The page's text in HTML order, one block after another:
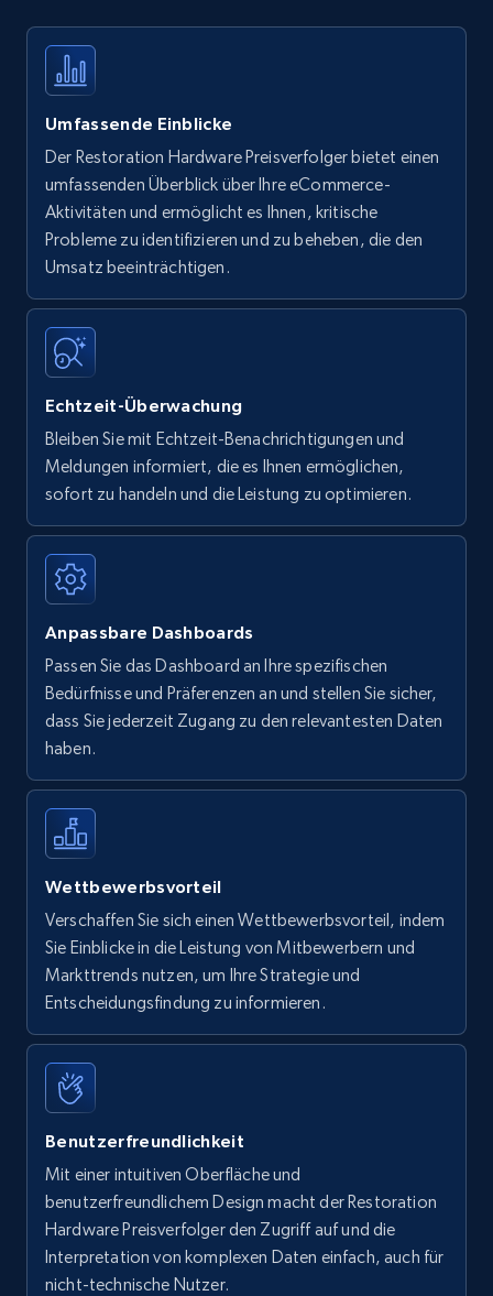
Umfassende Einblicke
Der Restoration Hardware Preisverfolger bietet einen
umfassenden Überblick über Ihre eCommerce-
Aktivitäten und ermöglicht es Ihnen, kritische
Probleme zu identifizieren und zu beheben, die den
Umsatz beeinträchtigen.
Echtzeit-Überwachung
Bleiben Sie mit Echtzeit-Benachrichtigungen und
Meldungen informiert, die es Ihnen ermöglichen,
sofort zu handeln und die Leistung zu optimieren.
Anpassbare Dashboards
Passen Sie das Dashboard an Ihre spezifischen
Bedürfnisse und Präferenzen an und stellen Sie sicher,
dass Sie jederzeit Zugang zu den relevantesten Daten
haben.
Wettbewerbsvorteil
Verschaffen Sie sich einen Wettbewerbsvorteil, indem
Sie Einblicke in die Leistung von Mitbewerbern und
Markttrends nutzen, um Ihre Strategie und
Entscheidungsfindung zu informieren.
Benutzerfreundlichkeit
Mit einer intuitiven Oberfläche und
benutzerfreundlichem Design macht der Restoration
Hardware Preisverfolger den Zugriff auf und die
Interpretation von komplexen Daten einfach, auch für
nicht-technische Nutzer.